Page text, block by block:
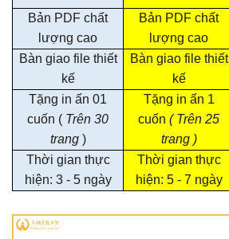
Bản PDF chất
lượng cao
Bản PDF chất
lượng cao
Bàn giao file thiết
kế
Bàn giao file thiết
kế
Tặng in ấn 01
cuốn ( Trên 30
trang)
Tặng in ấn 1
cuốn ( Trên 25
trang )
Thời gian thực
hiện: 3 - 5 ngày
Thời gian thực
hiện: 5 - 7 ngày